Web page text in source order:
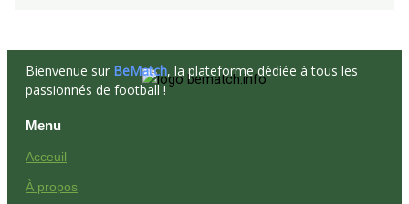
Bienvenue sur BeMatch, la plateforme dédiée à tous les
passionnés de football !
Menu
Acceuil
À propos